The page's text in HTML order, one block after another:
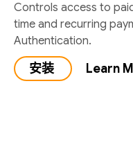
Controls access to
time and recurring
Authentication.
安装 Learn